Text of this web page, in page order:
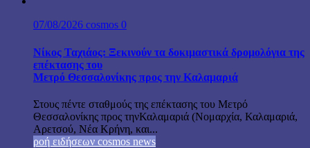
07/08/2026 cosmos 0
Νίκος Ταχιάος: Ξεκινούν τα δοκιμαστικά δρομολόγια της
επέκτασης του
Μετρό Θεσσαλονίκης προς την Καλαμαριά
Στους πέντε σταθμούς της επέκτασης του Μετρό
Θεσσαλονίκης προς τηνΚαλαμαριά (Νομαρχία, Καλαμαριά,
Αρετσού, Νέα Κρήνη, και...
ροή ειδήσεων cosmos news